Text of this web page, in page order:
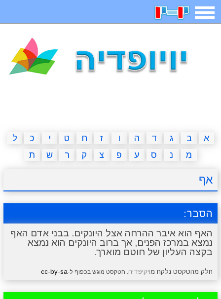
תפריט
איש תלוי מדריכים פוקימון גו מצא הבדלים
יצירה משחקי בנות אשליות חדשות
מתכונים טריוויה מגניבים סרטונים
א ב ג ד ה ו ז ח ט י כ
ל
מ
נ ס ע פ צ ק ר ש ת
אף
הסבר:
האף הוא איבר ההרחה אצל היונקים. בבני אדם האף
נמצא במרכז הפנים, אך ברוב היונקים הוא נמצא
בקצה העליון של חוטם מוארך.
חלק מהטקסט נלקח מויקיפדיה . הטקסט מוגש בכפוף ל-cc-by-sa